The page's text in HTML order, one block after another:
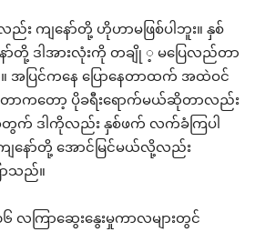
း ကျနော်တို့ ဟိုဟာမဖြစ်ပါဘူး။ နှစ်
ော်တို့ ဒါအားလုံးကို တချို ့ မပြေလည်တာ
။ အပြင်ကနေ ပြောနေတာထက် အထဲဝင်
လုပ်တာကတော့ ပိုခရီးရောက်မယ်ဆိုတာလည်း
က် ဒါကိုလည်း နှစ်ဖက် လက်ခံကြပါ
ျနော်တို့ အောင်မြင်မယ်လို့လည်း
ာသည်။
လကြာဆွေးနွေးမှုကာလများတွင်